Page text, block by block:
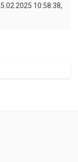
10:58:38,